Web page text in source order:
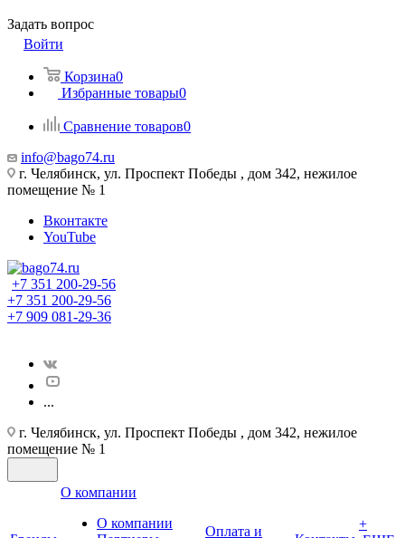
Задать вопрос
Войти
Корзина0
Избранные товары0
Сравнение товаров0
info@bago74.ru
г. Челябинск, ул. Проспект Победы , дом 342, нежилое
помещение № 1
Вконтакте
YouTube
+7 351 200-29-56
+7 351 200-29-56
+7 909 081-29-36
...
г. Челябинск, ул. Проспект Победы , дом 342, нежилое
помещение № 1
О компании
О компании
Оплата и
+